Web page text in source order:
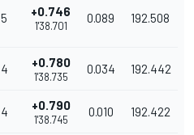
5 +0.746
1'38.701
0.089 192.508
4 +0.780
1'38.735
0.034 192.442
4 +0.790
1'38.745
0.010 192.422